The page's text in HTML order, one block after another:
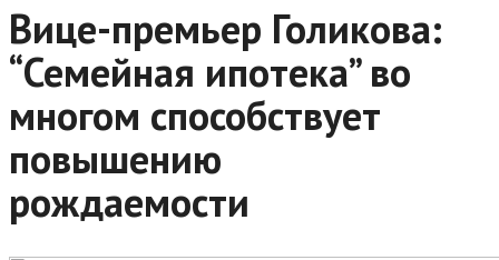
Вице-премьер Голикова:
“Семейная ипотека” во
многом способствует
повышению
рождаемости